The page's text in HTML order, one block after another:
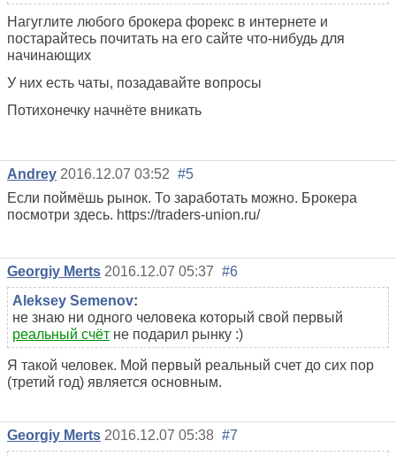
Нагуглите любого брокера форекс в интернете и
постарайтесь почитать на его сайте что-нибудь для
начинающих
У них есть чаты, позадавайте вопросы
Потихонечку начнёте вникать
Andrey 2016.12.07 03:52 #5
Если поймёшь рынок. То заработать можно. Брокера
посмотри здесь. https://traders-union.ru/
Georgiy Merts 2016.12.07 05:37 #6
Aleksey Semenov:
не знаю ни одного человека который свой первый
реальный счёт не подарил рынку :)
Я такой человек. Мой первый реальный счет до сих пор
(третий год) является основным.
Georgiy Merts 2016.12.07 05:38 #7